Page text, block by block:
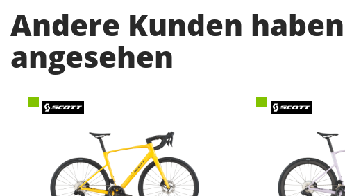
Andere Kunden
angesehen